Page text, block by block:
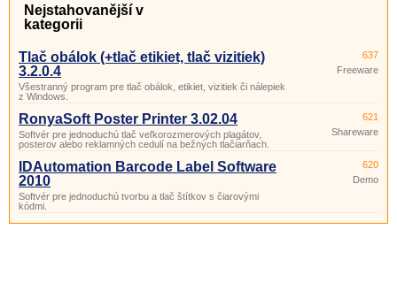
Nejstahovanější v
kategorii
Tlač obálok (+tlač etikiet, tlač vizitiek)
3.2.0.4
Všestranný program pre tlač obálok, etikiet, vizitiek či nálepiek
z Windows.
637
Freeware
RonyaSoft Poster Printer 3.02.04
Softvér pre jednoduchú tlač veľkorozmerových plagátov,
posterov alebo reklamných cedulí na bežných tlačiarňach.
621
Shareware
IDAutomation Barcode Label Software
2010
Softvér pre jednoduchú tvorbu a tlač štítkov s čiarovými
kódmi.
620
Demo